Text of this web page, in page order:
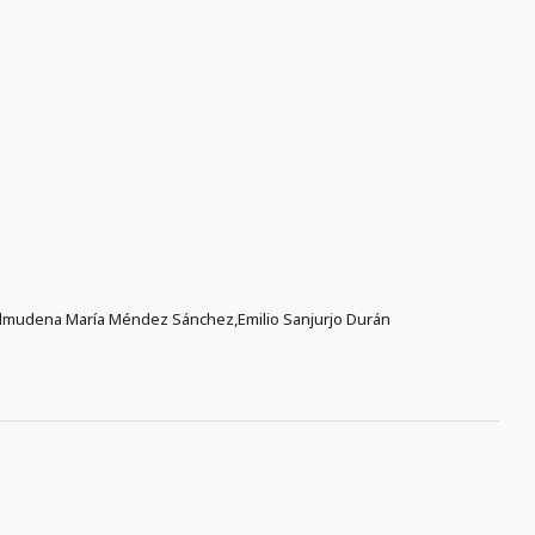
María Méndez Sánchez,Emilio Sanjurjo Durán